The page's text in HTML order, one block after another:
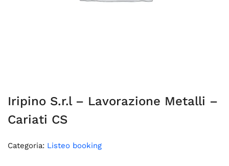
Iripino S.r.l – Lavorazione Metalli –
Cariati CS
Categoria: Listeo booking